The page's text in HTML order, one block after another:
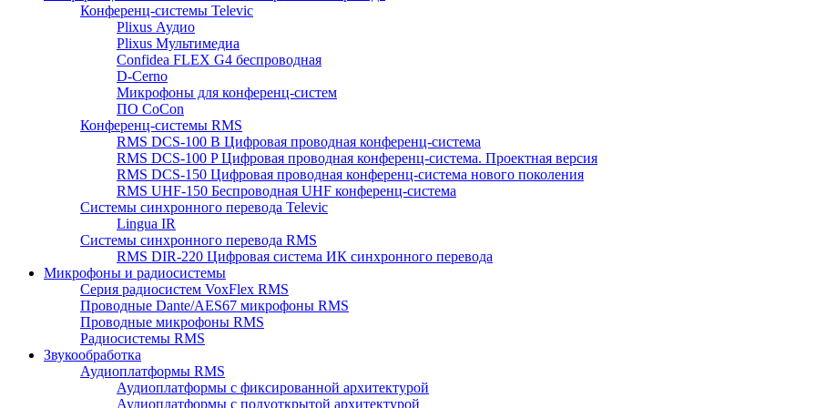
Конференц-системы Televic
Plixus Аудио
Plixus Мультимедиа
Confidea FLEX G4 беспроводная
D-Cerno
Микрофоны для конференц-систем
ПО CoCon
Конференц-системы RMS
RMS DCS-100 B Цифровая проводная конференц-система
RMS DCS-100 P Цифровая проводная конференц-система. Проектная версия
RMS DCS-150 Цифровая проводная конференц-система нового поколения
RMS UHF-150 Беспроводная UHF конференц-система
Системы синхронного перевода Televic
Lingua IR
Системы синхронного перевода RMS
RMS DIR-220 Цифровая система ИК синхронного перевода
Микрофоны и радиосистемы
Серия радиосистем VoxFlex RMS
Проводные Dante/AES67 микрофоны RMS
Проводные микрофоны RMS
Радиосистемы RMS
Звукообработка
Аудиоплатформы RMS
Аудиоплатформы с фиксированной архитектурой
Аудиоплатформы с полуоткрытой архитектурой